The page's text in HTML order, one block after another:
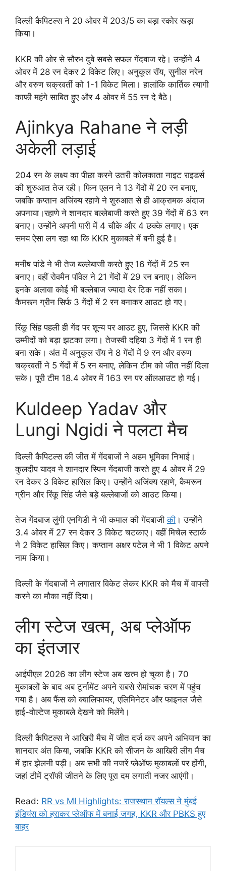
दिल्ली कैपिटल्स ने 20 ओवर में 203/5 का बड़ा स्कोर खड़ा
किया।
KKR की ओर से सौरभ दुबे सबसे सफल गेंदबाज रहे। उन्होंने 4
ओवर में 28 रन देकर 2 विकेट लिए। अनुकूल रॉय, सुनील नरेन
और वरुण चक्रवर्ती को 1-1 विकेट मिला। हालांकि कार्तिक त्यागी
काफी महंगे साबित हुए और 4 ओवर में 55 रन दे बैठे।
Ajinkya Rahane ने लड़ी
अकेली लड़ाई
204 रन के लक्ष्य का पीछा करने उतरी कोलकाता नाइट राइडर्स
की शुरुआत तेज रही। फिन एलन ने 13 गेंदों में 20 रन बनाए,
जबकि कप्तान अजिंक्य रहाणे ने शुरुआत से ही आक्रामक अंदाज
अपनाया।रहाणे ने शानदार बल्लेबाजी करते हुए 39 गेंदों में 63 रन
बनाए। उन्होंने अपनी पारी में 4 चौके और 4 छक्के लगाए। एक
समय ऐसा लग रहा था कि KKR मुकाबले में बनी हुई है।
मनीष पांडे ने भी तेज बल्लेबाजी करते हुए 16 गेंदों में 25 रन
बनाए। वहीं रोवमैन पॉवेल ने 21 गेंदों में 29 रन बनाए। लेकिन
इनके अलावा कोई भी बल्लेबाज ज्यादा देर टिक नहीं सका।
कैमरून ग्रीन सिर्फ 3 गेंदों में 2 रन बनाकर आउट हो गए।
रिंकू सिंह पहली ही गेंद पर शून्य पर आउट हुए, जिससे KKR की
उम्मीदों को बड़ा झटका लगा। तेजस्वी दहिया 3 गेंदों में 1 रन ही
बना सके। अंत में अनुकूल रॉय ने 8 गेंदों में 9 रन और वरुण
चक्रवर्ती ने 5 गेंदों में 5 रन बनाए, लेकिन टीम को जीत नहीं दिला
सके। पूरी टीम 18.4 ओवर में 163 रन पर ऑलआउट हो गई।
Kuldeep Yadav और
Lungi Ngidi ने पलटा मैच
दिल्ली कैपिटल्स की जीत में गेंदबाजों ने अहम भूमिका निभाई।
कुलदीप यादव ने शानदार स्पिन गेंदबाजी करते हुए 4 ओवर में 29
रन देकर 3 विकेट हासिल किए। उन्होंने अजिंक्य रहाणे, कैमरून
ग्रीन और रिंकू सिंह जैसे बड़े बल्लेबाजों को आउट किया।
तेज गेंदबाज लुंगी एनगिडी ने भी कमाल की गेंदबाजीकी । उन्होंने
3.4 ओवर में 27 रन देकर 3 विकेट चटकाए। वहीं मिचेल स्टार्क
ने 2 विकेट हासिल किए। कप्तान अक्षर पटेल ने भी 1 विकेट अपने
नाम किया।
दिल्ली के गेंदबाजों ने लगातार विकेट लेकर KKR को मैच में वापसी
करने का मौका नहीं दिया।
लीग स्टेज खत्म, अब प्लेऑफ
का इंतजार
आईपीएल 2026 का लीग स्टेज अब खत्म हो चुका है। 70
मुकाबलों के बाद अब टूर्नामेंट अपने सबसे रोमांचक चरण में पहुंच
गया है। अब फैंस को क्वालिफायर, एलिमिनेटर और फाइनल जैसे
हाई-वोल्टेज मुकाबले देखने को मिलेंगे।
दिल्ली कैपिटल्स ने आखिरी मैच में जीत दर्ज कर अपने अभियान का
शानदार अंत किया, जबकि KKR को सीजन के आखिरी लीग मैच
में हार झेलनी पड़ी। अब सभी की नजरें प्लेऑफ मुकाबलों पर होंगी,
जहां टीमें ट्रॉफी जीतने के लिए पूरा दम लगाती नजर आएंगी।
Read: RR vs MI Highlights: राजस्थान रॉयल्स ने मुंबई
इंडियंस को हराकर प्लेऑफ में बनाई जगह, KKR और PBKS हुए
बाहर